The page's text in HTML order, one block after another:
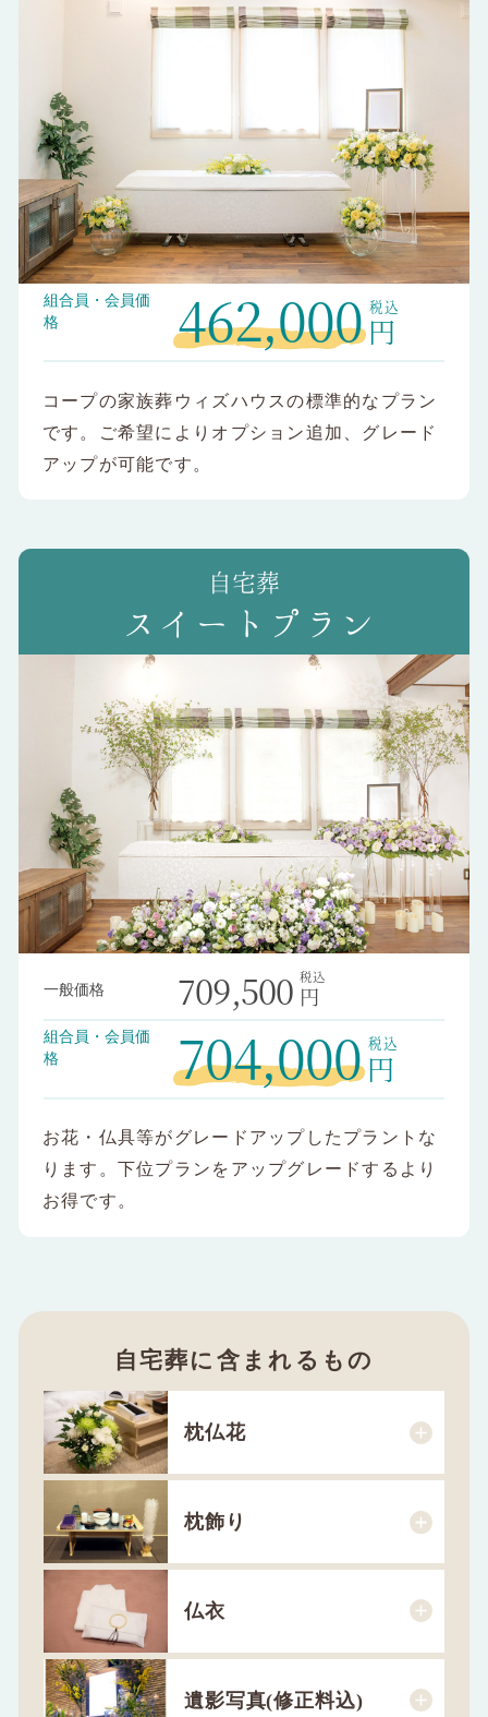
組合員・会員価
格
462,000 円
コープの家族葬ウィズハウスの標準的なプラン
です。ご希望によりオプション追加、グレード
アップが可能です。
スイートプラン
一般価格 709,500 円
組合員・会員価
格
704,000 円
お花・仏具等がグレードアップしたプラントな
ります。下位プランをアップグレードするより
お得です。
自宅葬に含まれるもの
枕仏花
枕飾り
仏衣
遺影写真(修正料込)